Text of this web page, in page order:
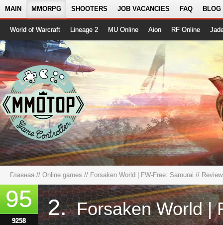
MAIN MMORPG SHOOTERS JOB VACANCIES FAQ BLOG
World of Warcraft Lineage 2 MU Online Aion RF Online
Главная // Online games // Forsaken World | FW-Free: Samurai //
95
9258
2.